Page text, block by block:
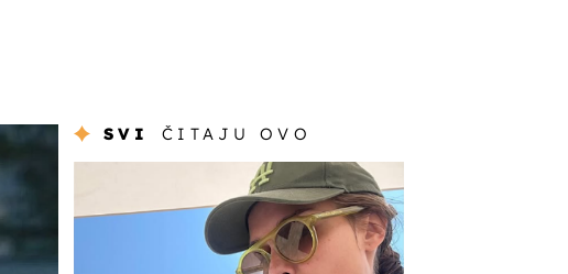
SVI ČITAJU OVO